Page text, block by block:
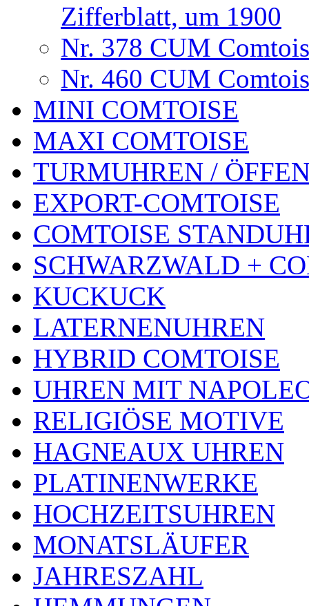
Zifferblatt, um 1900
Nr. 378 CUM
Nr. 460 CUM
MINI COMTOISE
MAXI COMTOISE
TURMUHREN /
EXPORT-COMTOISE
COMTOISE
SCHWARZWALD +
KUCKUCK
LATERNENUHREN
HYBRID COMTOISE
UHREN MIT
RELIGIÖSE MOTIVE
HAGNEAUX UHREN
PLATINENWERKE
HOCHZEITSUHREN
MONATSLÄUFER
JAHRESZAHL